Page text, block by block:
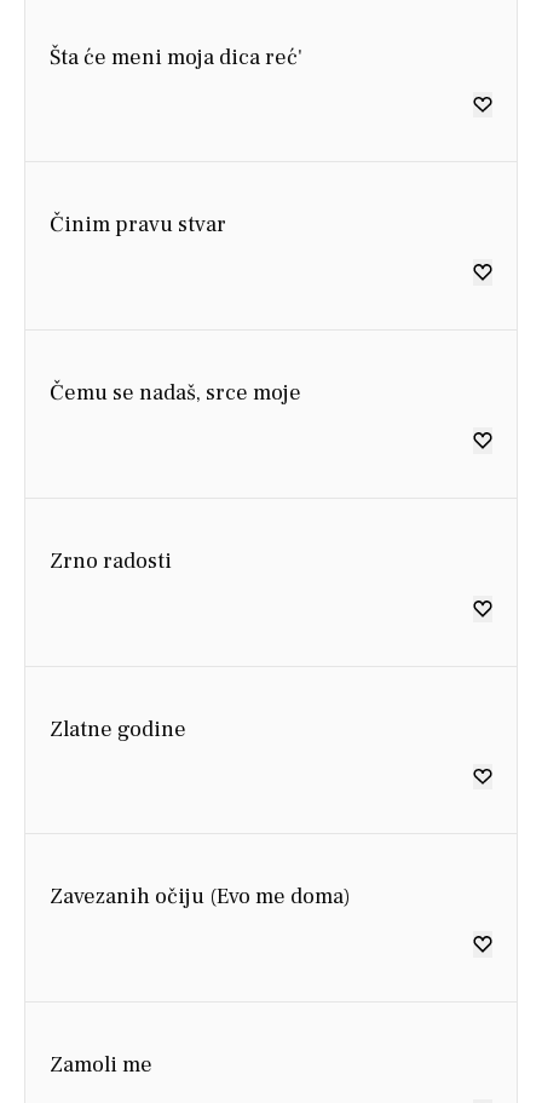
Šta će meni moja dica reć'
Činim pravu stvar
Čemu se nadaš, srce moje
Zrno radosti
Zlatne godine
Zavezanih očiju (Evo me doma)
Zamoli me